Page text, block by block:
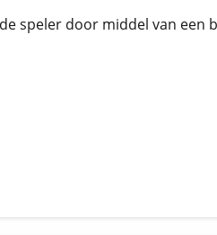
speler door middel van een